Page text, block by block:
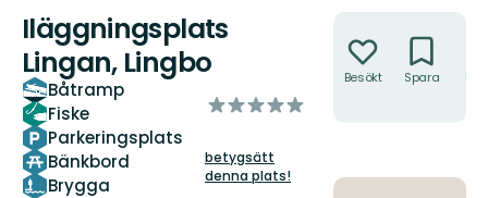
Iläggningsplats
Lingan, Lingbo
Båtramp
Fiske
Parkeringsplats
Bänkbord
Brygga
av
stjärnor
betygsätt
denna plats!
Besökt Spara